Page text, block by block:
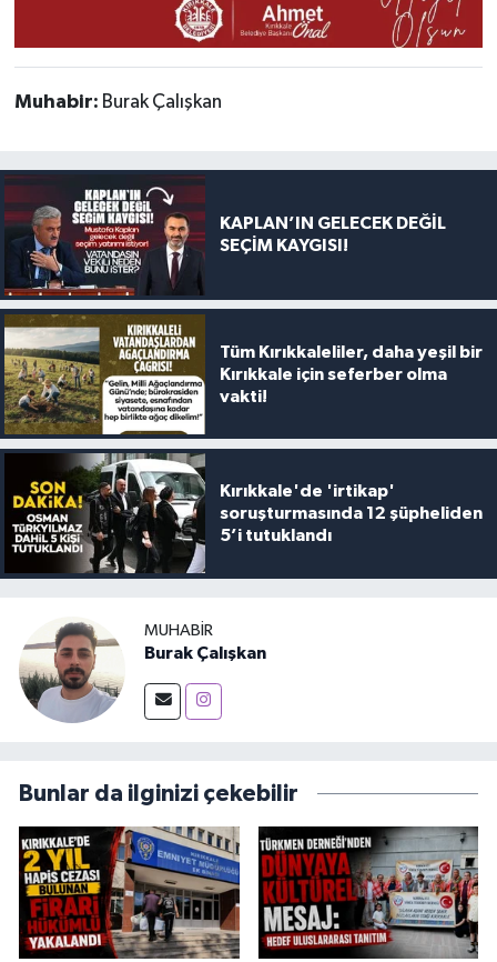
Muhabir: Burak Çalışkan
KAPLAN’IN GELECEK DEĞİL
SEÇİM KAYGISI!
Tüm Kırıkkaleliler, daha yeşil bir
Kırıkkale için seferber olma
vakti!
Kırıkkale'de 'irtikap'
soruşturmasında 12 şüpheliden
5’i tutuklandı
MUHABIR
Burak Çalışkan
Bunlar da ilginizi çekebilir